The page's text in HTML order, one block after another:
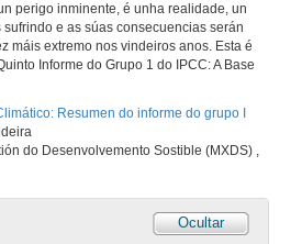
perigo inminente, é unha realidade, un
e as súas consecuencias serán
máis extremo nos vindeiros anos. Esta é
Informe do Grupo 1 do IPCC: A Base
Resumen do informe do grupo I
do Desenvolvemento Sostible (MXDS) ,
Ocultar